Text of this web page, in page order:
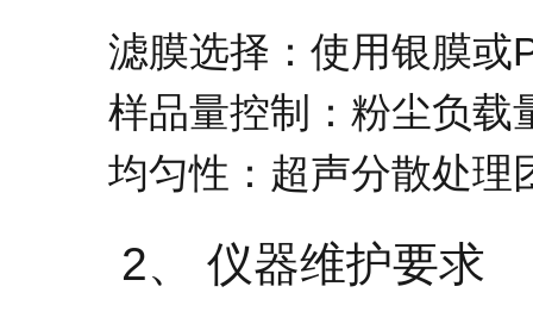
滤膜选择：使用银膜或
样品量控制：粉尘负载
均匀性：超声分散处理
2、 仪器维护要求